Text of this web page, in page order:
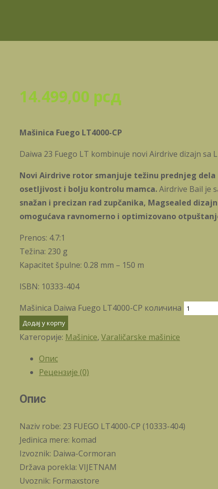
14.499,00 рсд
Mašinica Fuego LT4000-CP
Daiwa 23 Fuego LT kombinuje novi Airdrive dizajn
Novi Airdrive rotor smanjuje težinu prednjeg
osetljivost i bolju kontrolu mamca.Airdrive Bail je
snažan i precizan rad zupčanika, Magsealed
omogućava ravnomerno i optimizovano
Prenos: 4.7:1
Težina: 230 g
Kapacitet špulne: 0.28 mm – 150 m
ISBN: 10333-404
Mašinica Daiwa Fuego LT4000-CP количина
Додај у корпу
Категорије: Mašinice, Varaličarske mašinice
Опис
Рецензије (0)
Опис
Naziv robe: 23 FUEGO LT4000-CP (10333-404)
Jedinica mere: komad
Izvoznik: Daiwa-Cormoran
Država porekla: VIJETNAM
Uvoznik: Formaxstore